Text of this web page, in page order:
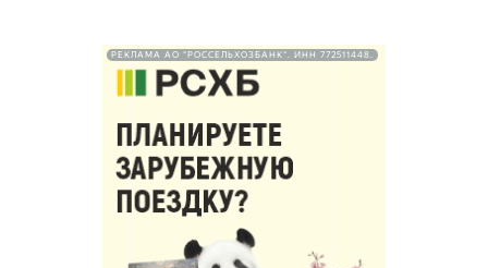
РЕКЛАМА АО "РОССЕЛЬХОЗБАНК". ИНН 772511448.